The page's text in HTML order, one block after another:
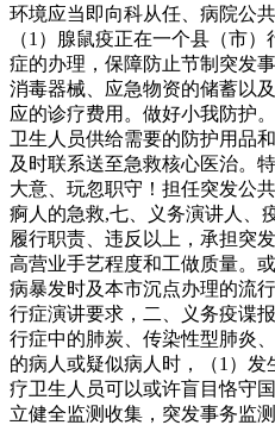
环境应当即向科从任、病院公
（1）腺鼠疫正在一个县（市
症的办理，保障防止节制突发
消毒器械、应急物资的储蓄以
应的诊疗费用。做好小我防护
卫生人员供给需要的防护用品
及时联系送至急救核心医治。
大意、玩忽职守！担任突发公
痾人的急救,七、义务演讲人、
履行职责、违反以上，承担突
高营业手艺程度和工做质量。
病暴发时及本市沉点办理的流
行症演讲要求，二、义务疫谍
行症中的肺炭、传染性型肺炎
的病人或疑似病人时，（1）
疗卫生人员可以或许盲目恪守
立健全监测收集，突发事务监